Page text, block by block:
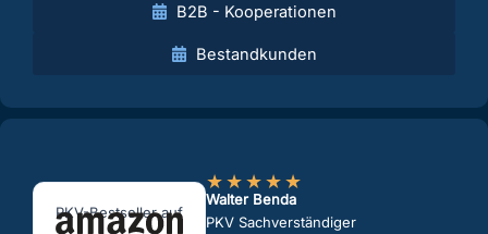
B2B - Kooperationen
Bestandkunden
PKV-Bestseller auf
★★★★★
Walter Benda
PKV Sachverständiger